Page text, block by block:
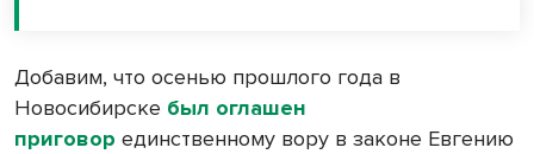
Добавим, что осенью прошлого года в
Новосибирске был оглашен
приговор единственному вору в законе Евгению